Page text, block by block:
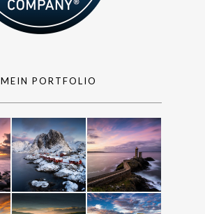
MEIN PORTFOLIO